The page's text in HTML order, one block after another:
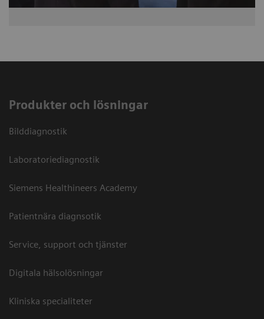
Produkter och lösningar
Bilddiagnostik
Laboratoriediagnostik
Siemens Healthineers Academy
Patientnära diagnsotik
Service, support och tjänster
Digitala hälsolösningar
Kliniska specialiteter